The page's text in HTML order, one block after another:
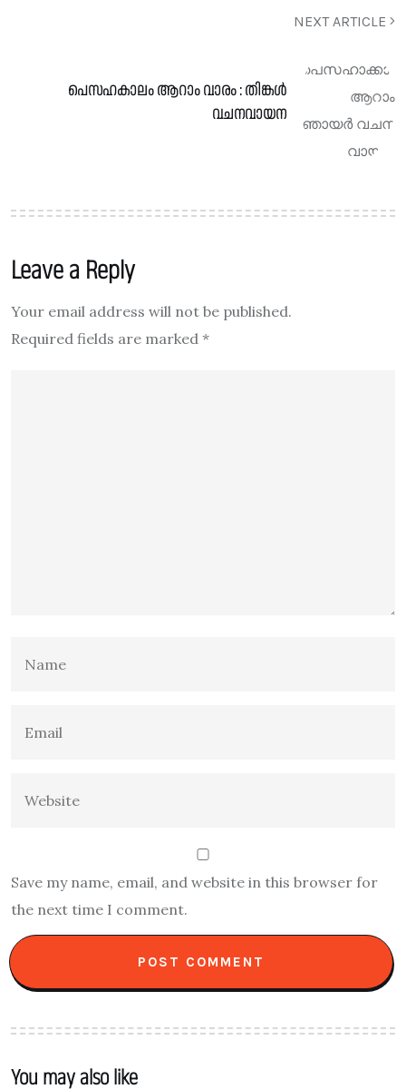
NEXT ARTICLE
പെസഹകാലം ആറാം വാരം : തിങ്കൾ
വചനവായന
Leave a Reply
Your email address will not be published.
Required fields are marked *
Save my name, email, and website in this browser for
the next time I comment.
You may also like